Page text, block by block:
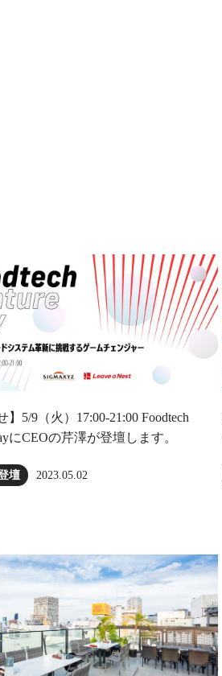
】5/9（火）17:00-21:00 Foodtech
にCEOの芹澤が登壇します。
壇 2023.05.02